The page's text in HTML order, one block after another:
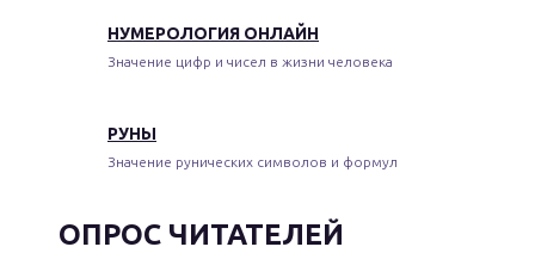
НУМЕРОЛОГИЯ ОНЛАЙН
Значение цифр и чисел в жизни человека
РУНЫ
Значение рунических символов и формул
ОПРОС ЧИТАТЕЛЕЙ